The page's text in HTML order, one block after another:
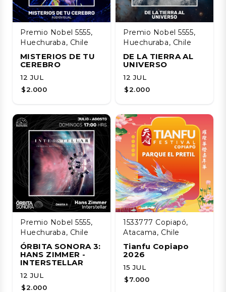
Premio Nobel 5555,
Huechuraba, Chile
MISTERIOS DE TU
CEREBRO
12 JUL
$2.000
Premio Nobel 5555,
Huechuraba, Chile
DE LA TIERRA AL
UNIVERSO
12 JUL
$2.000
Premio Nobel 5555,
Huechuraba, Chile
ÓRBITA SONORA 3:
HANS ZIMMER -
INTERSTELLAR
12 JUL
$2.000
1533777 Copiapó,
Atacama, Chile
Tianfu Copiapo
2026
15 JUL
$7.000